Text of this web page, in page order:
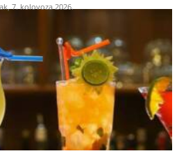
7. kolovoza 2026.